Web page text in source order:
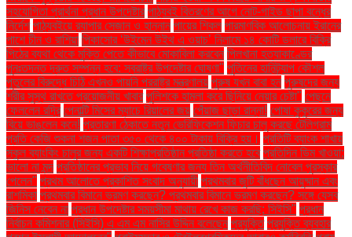
সহযোগিতা প্রার্থনা প্রধান উপদেষ্টার পাঠ্যবই বিতরণের আগে নোট-গাইড ছাপা বন্ধের
নির্দেশ পাঠ্যবইয়ে র‍্যাপার সেজান ও হান্নান পায়ের শিকল পারমাণবিক আলোচনায় ইরানের
পাশে চীন ও রাশিয়া পিকাসোর ‘উইমেন উইথ এ ওয়াচ’ নিলামে ১৪ কোটি ডলারে বিক্রি
পিঠের ব্যথা থেকে মুক্তি পেতে কীভাবে মোকাবিলা করবেন পিলখানা হত্যাকাণ্ডের
পুনঃতদন্ত দ্রুত সম্পন্ন হবে: স্বরাষ্ট্র উপদেষ্টার ঘোষণা" পুতিনের হানিট্র্যাপ কৌশল
পুতুলের বিরুদ্ধে চিঠি এখনও পায়নি পররাষ্ট্র মন্ত্রণালয় পুরুষ যখন বাবা হন পুরুষদের জন্য
শরীর সুস্থ রাখতে প্রয়োজনীয় খাবার পুলিশকে হামলা করে ছিনিয়ে নেয়ার চেষ্টা" পেছনে
ফেললেন রদ্রি পেনাল্টি মিসের ম্যাচে রিয়ালের জয় পেঁয়াজ ছাড়া রান্না! পোষা কুকুরের জন্য
বিয়ে ভাঙলেন কনে! প্রতারণা ঠেকাতে নতুন ভেরিফিকেশন ফিচার চালু করছে টেলিগ্রাম
প্রতি কেজি শুকনা শজন পাতা ৩৫০ থেকে ৪০০ টাকায় বিক্রি হয়। প্রতিটি ব্যাংক শাখায়
স্কুল ব্যাংকিং চালুর জন্য একটি শিক্ষাপ্রতিষ্ঠান প্রতিষ্ঠা করতে হবে প্রতিদিন ডিম খাওয়া:
ভালো না মন্দ প্রতিষ্ঠানের প্রভাব নিয়ে গবেষণার জন্য তিন অর্থনীতিবিদ নোবেল পুরস্কার
পেলেন" প্রথম আলোতে প্রকাশিত সংবাদ অনুযায়ী প্রথমবার জুটি বাঁধছেন আয়ুষ্মান এবং
রাশমিকা প্রথমবার বিমানে ভ্রমণ করছেন? প্রথমবার বিমানে ভ্রমণ করছেন? সঙ্গে যেসব
জিনিস নেবেন না প্রধান উপদেষ্টার সময়সীমা মাথায় রেখে কাজ করছি: সিইসি" প্রধান
নির্বাচন কমিশনার (সিইসি) এ এম এম নাসির উদ্দিন বলেছেন প্রযুক্তি প্রযুক্তি ব্যবহার